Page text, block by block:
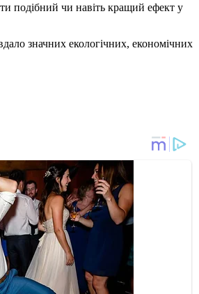
подібний чи навіть кращий ефект у
значних екологічних, економічних